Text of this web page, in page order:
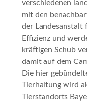
verschiedenen
mit den
der Landesanstalt
Effizienz und
kräftigen Schub
damit auf dem
Die hier
Tierhaltung wird
Tierstandorts